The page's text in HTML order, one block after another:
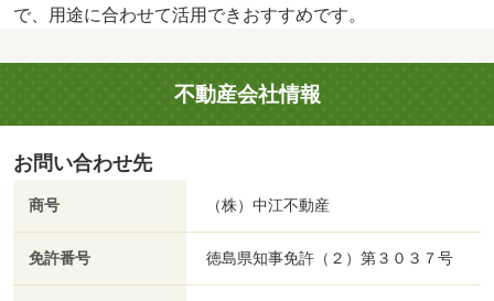
で、用途に合わせて活用できおすすめです。
不動産会社情報
お問い合わせ先
商号 （株）中江不動産
免許番号 徳島県知事免許（２）第３０３７号